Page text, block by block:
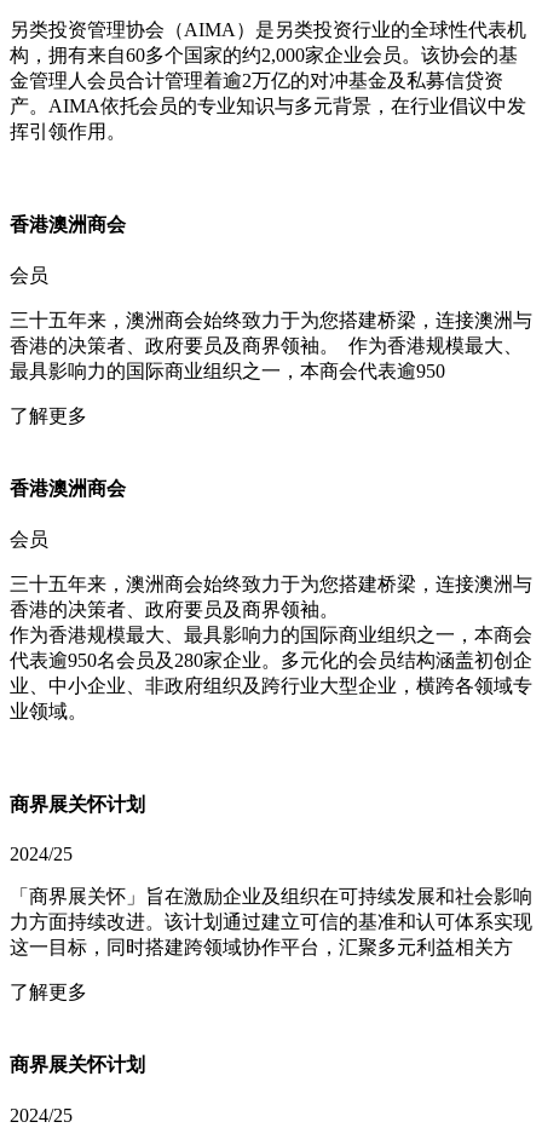
另类投资管理协会（AIMA）是另类投资行业的全球性代表机
构，拥有来自60多个国家的约2,000家企业会员。该协会的基
金管理人会员合计管理着逾2万亿的对冲基金及私募信贷资
产。AIMA依托会员的专业知识与多元背景，在行业倡议中发
挥引领作用。
香港澳洲商会​
会员
三十五年来，澳洲商会始终致力于为您搭建桥梁，连接澳洲与
香港的决策者、政府要员及商界领袖。 ​ 作为香港规模最大、
最具影响力的国际商业组织之一，本商会代表逾950
了解更多
香港澳洲商会​
会员
三十五年来，澳洲商会始终致力于为您搭建桥梁，连接澳洲与
香港的决策者、政府要员及商界领袖。 ​
作为香港规模最大、最具影响力的国际商业组织之一，本商会
代表逾950名会员及280家企业。多元化的会员结构涵盖初创企
业、中小企业、非政府组织及跨行业大型企业，横跨各领域专
业领域。​
商界展关怀计划​
2024/25
「商界展关怀」旨在激励企业及组织在可持续发展和社会影响
力方面持续改进。该计划通过建立可信的基准和认可体系实现
这一目标，同时搭建跨领域协作平台，汇聚多元利益相关方
了解更多
商界展关怀计划​
2024/25